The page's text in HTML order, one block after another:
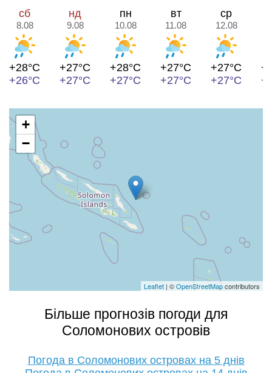
сб
8.08
+28°C
+26°C
нд
9.08
+27°C
+27°C
пн
10.08
+28°C
+27°C
вт
11.08
+27°C
+27°C
ср
12.08
+27°C
+27°C
+
−
Leaflet | ©OpenStreetMapcontributors
Більше прогнозів погоди для
Соломонових островів
Погода в Соломонових островах на 5 днів